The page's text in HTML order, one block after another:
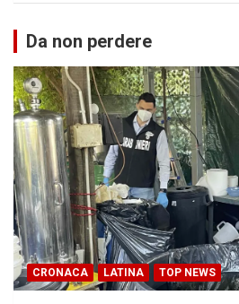
Da non perdere
CRONACA LATINA TOP NEWS